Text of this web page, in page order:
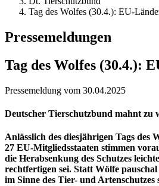
Tag des Wolfes (30.4.): EU-
Pressemeldungen
Tag des Wolfes (30.4.):
Pressemeldung vom 30.04.2025
Deutscher Tierschutzbund mahnt zu
Anlässlich des diesjährigen Tags des
27 EU-Mitgliedsstaaten stimmen
die Herabsenkung des Schutzes
rechtfertigen sei. Statt Wölfe
im Sinne des Tier- und Artenschutzes